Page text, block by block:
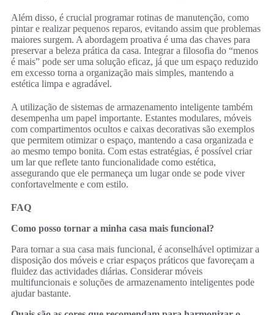
Além disso, é crucial programar rotinas de manutenção, como
pintar e realizar pequenos reparos, evitando assim que problemas
maiores surgem. A abordagem proativa é uma das chaves para
preservar a beleza prática da casa. Integrar a filosofia do “menos
é mais” pode ser uma solução eficaz, já que um espaço reduzido
em excesso torna a organização mais simples, mantendo a
estética limpa e agradável.
A utilização de sistemas de armazenamento inteligente também
desempenha um papel importante. Estantes modulares, móveis
com compartimentos ocultos e caixas decorativas são exemplos
que permitem otimizar o espaço, mantendo a casa organizada e
ao mesmo tempo bonita. Com estas estratégias, é possível criar
um lar que reflete tanto funcionalidade como estética,
assegurando que ele permaneça um lugar onde se pode viver
confortavelmente e com estilo.
FAQ
Como posso tornar a minha casa mais funcional?
Para tornar a sua casa mais funcional, é aconselhável optimizar a
disposição dos móveis e criar espaços práticos que favoreçam a
fluidez das actividades diárias. Considerar móveis
multifuncionais e soluções de armazenamento inteligentes pode
ajudar bastante.